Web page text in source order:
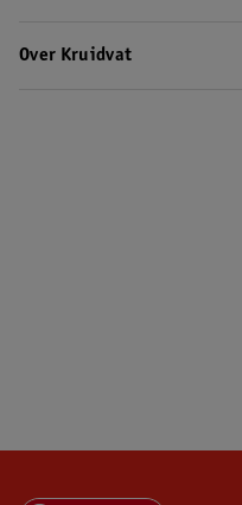
Over Kruidvat